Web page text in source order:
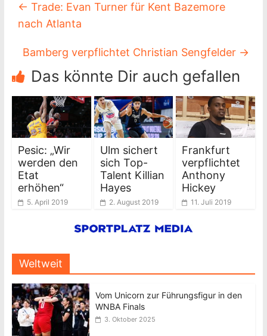
← Trade: Evan Turner für Kent Bazemore
nach Atlanta
Bamberg verpflichtet Christian Sengfelder →
Das könnte Dir auch gefallen
Pesic: „Wir
werden den
Etat
erhöhen“
5. April 2019
Ulm sichert
sich Top-
Talent Killian
Hayes
2. August 2019
Frankfurt
verpflichtet
Anthony
Hickey
11. Juli 2019
Weltweit
Vom Unicorn zur Führungsfigur in den
WNBA Finals
3. Oktober 2025